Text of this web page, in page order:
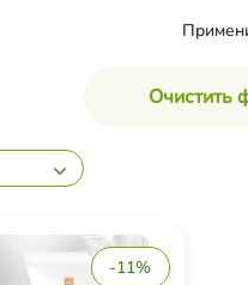
Очистить
-11%